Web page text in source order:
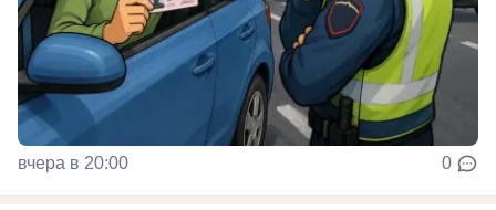
вчера в 20:00 0